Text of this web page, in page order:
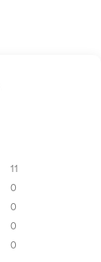
11
0
0
0
0